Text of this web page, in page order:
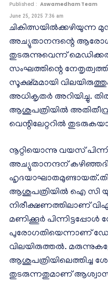
Published : Aswamedham Team
June 25, 2025 7:36 am
ചികിത്സയിൽക്കഴിയുന്ന
അച്യുതാനന്ദന്റെ
തുടരുന്നുവെന്ന്
സംഘത്തിന്റെ
സൂക്ഷ്മമായി
അധികൃതർ അറിയിച്ചു.
ആശുപത്രിയിൽ
വെന്റിലേറ്ററിൽ
നൂറ്റിയൊന്നു വയസ്
അച്യുതാനന്ദന്
ആശുപത്രിയിൽ ഐ സി
നിരീക്ഷണത്തിലാണ്
മണിക്കൂർ പിന്നിട്ടപ്പോൾ
പുരോഗതിയെന്നാണ്
വിലയിരുത്തൽ.
ആശുപത്രിയിലെത്തിച്ച
തുടരുന്നതുമാണ്